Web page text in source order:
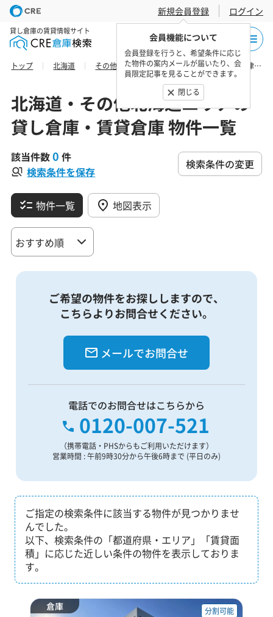
新規会員登録
会員機能について
会員登録を行うと、希望条件に応じ
た物件の案内メールが届いたり、会
員限定記事を見ることができます。
閉じる
ログイン
貸し倉庫の賃貸情報サイト
トップ 北海道 その他北海道エリア 空知総合振興局新十津川町の貸し倉庫・賃貸倉庫 物件一覧
北海道・その他北海道エリアの
貸し倉庫・賃貸倉庫 物件一覧
該当件数0 件
検索条件を保存
検索条件の変更
物件一覧 地図表示
ご希望の物件をお探ししますので、
こちらよりお問合せください。
メールでお問合せ
電話でのお問合せはこちらから
0120-007-521
（携帯電話・PHSからもご利用いただけます）
営業時間 : 午前9時30分から午後6時まで (平日のみ)
ご指定の検索条件に該当する物件が見つかりませ
んでした。
以下、検索条件の「都道府県・エリア」「賃貸面
積」に応じた近しい条件の物件を表示しておりま
す。
倉庫 分割可能